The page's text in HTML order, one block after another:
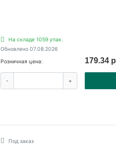
На складе 1059 упак.
Обновлено 07.08.2026
Розничная цена:
179.34
- +
Под заказ